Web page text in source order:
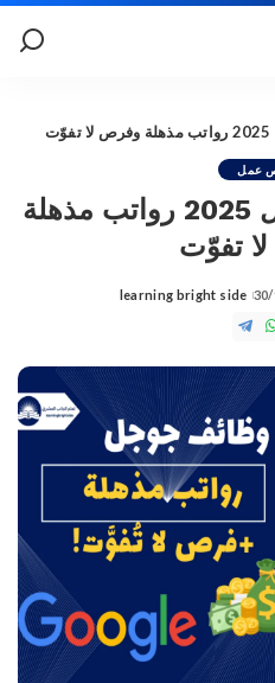
عمل
فرص عمل في جوجل 2025 رواتب مذهلة
تفوّت
Posted
by
learning bright side